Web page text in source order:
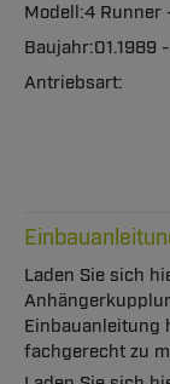
4 Runner
01.1989
Laden Sie sich
Einbauanleitung
fachgerecht zu